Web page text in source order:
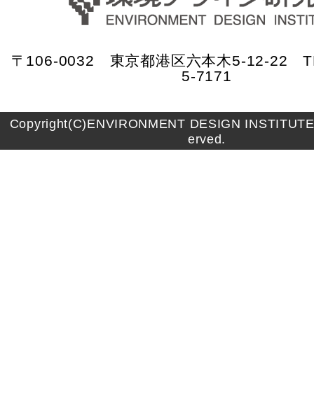
〒106-0032 東京都港区六本木5-12-22
5-7171
Copyright(C)ENVIRONMENT DESIGN
erved.